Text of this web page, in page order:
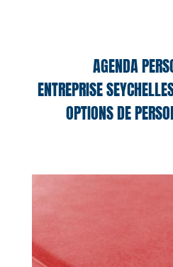
AGENDA
ENTREPRISE
OPTIONS DE